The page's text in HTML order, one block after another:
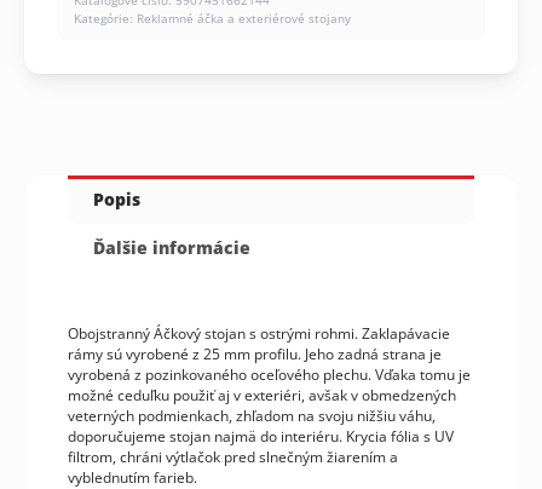
Kategórie: Reklamné áčka a exteriérové stojany
Popis
Ďalšie informácie
Obojstranný Áčkový stojan s ostrými rohmi. Zaklapávacie
rámy sú vyrobené z 25 mm profilu. Jeho zadná strana je
vyrobená z pozinkovaného oceľového plechu. Vďaka tomu je
možné ceduľku použiť aj v exteriéri, avšak v obmedzených
veterných podmienkach, zhľadom na svoju nižšiu váhu,
doporučujeme stojan najmä do interiéru. Krycia fólia s UV
filtrom, chráni výtlačok pred slnečným žiarením a
vyblednutím farieb.